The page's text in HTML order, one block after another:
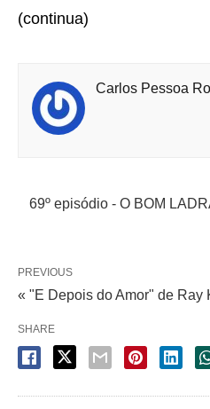
(continua)
Carlos Pessoa
69º episódio - O BOM
PREVIOUS
« "E Depois do Amor" de Ray
SHARE